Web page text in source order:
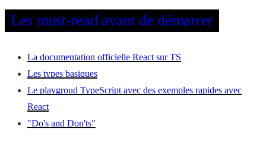
Les must-read avant de démarrer
La documentation officielle React sur TS
Les types basiques
Le playgroud TypeScript avec des exemples rapides avec
React
"Do's and Don'ts"